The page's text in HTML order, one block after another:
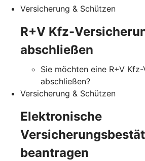
Versicherung & Schützen
R+V Kfz-
abschließen
Sie möchten eine R+V
abschließen?
Versicherung & Schützen
Elektronische
beantragen